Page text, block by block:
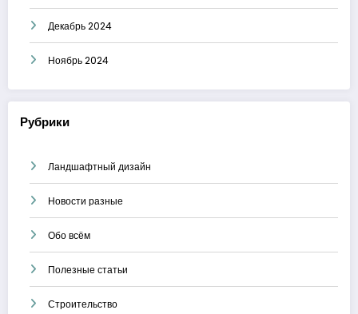
Декабрь 2024
Ноябрь 2024
Рубрики
Ландшафтный дизайн
Новости разные
Обо всём
Полезные статьи
Строительство